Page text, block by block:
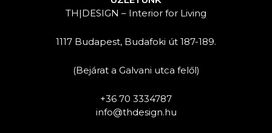
TH|DESIGN – Interior for Living
1117 Budapest, Budafoki út 187-189.
(Bejárat a Galvani utca felől)
+36 70 3334787
info@thdesign.hu